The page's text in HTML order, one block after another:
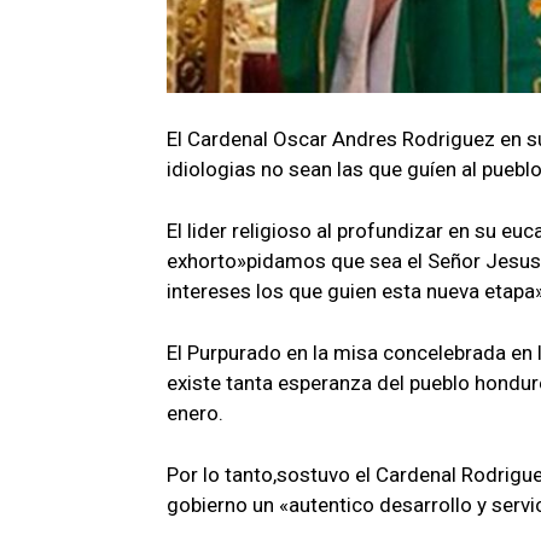
El Cardenal Oscar Andres Rodriguez en
idiologias no sean las que guíen al
El lider religioso al profundizar en su
exhorto»pidamos que sea el Señor
intereses los que guien esta nueva
El Purpurado en la misa concelebrada
existe tanta esperanza del pueblo
enero.
Por lo tanto,sostuvo el Cardenal
gobierno un «autentico desarrollo y